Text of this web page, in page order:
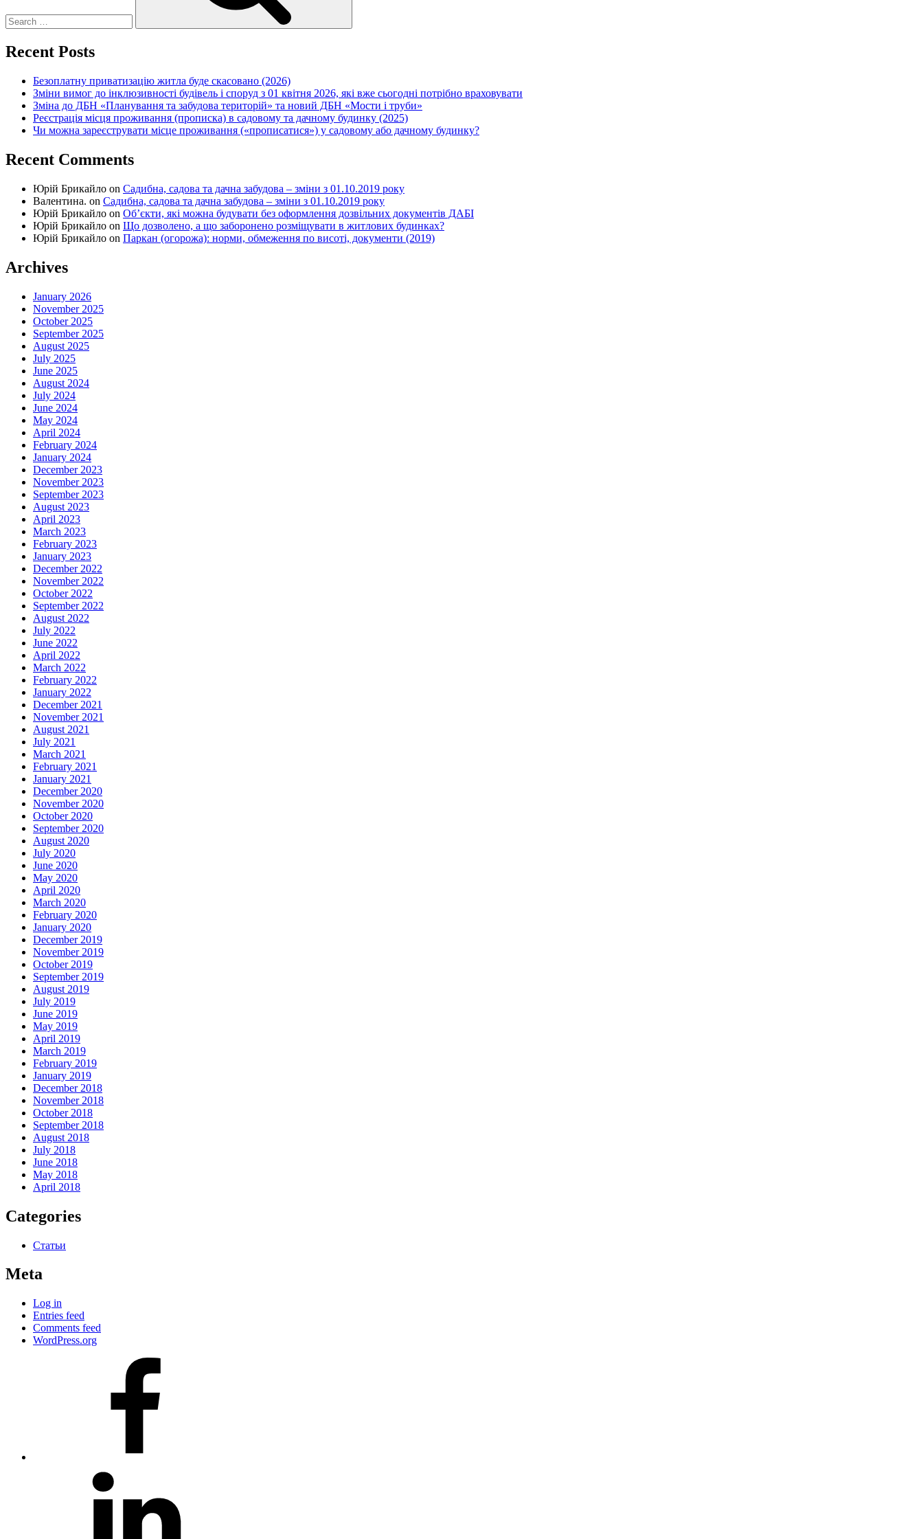
Recent Posts
Безоплатну приватизацію житла буде скасовано (2026)
Зміни вимог до інклюзивності будівель і споруд з 01 квітня 2026, які вже сьогодні потрібно враховувати
Зміна до ДБН «Планування та забудова територій» та новий ДБН «Мости і труби»
Реєстрація місця проживання (прописка) в садовому та дачному будинку (2025)
Чи можна зареєструвати місце проживання («прописатися») у садовому або дачному будинку?
Recent Comments
Юрій Брикайло on Садибна, садова та дачна забудова – зміни з 01.10.2019 року
Валентина. on Садибна, садова та дачна забудова – зміни з 01.10.2019 року
Юрій Брикайло on Об’єкти, які можна будувати без оформлення дозвільних документів ДАБІ
Юрій Брикайло on Що дозволено, а що заборонено розміщувати в житлових будинках?
Юрій Брикайло on Паркан (огорожа): норми, обмеження по висоті, документи (2019)
Archives
January 2026
November 2025
October 2025
September 2025
August 2025
July 2025
June 2025
August 2024
July 2024
June 2024
May 2024
April 2024
February 2024
January 2024
December 2023
November 2023
September 2023
August 2023
April 2023
March 2023
February 2023
January 2023
December 2022
November 2022
October 2022
September 2022
August 2022
July 2022
June 2022
April 2022
March 2022
February 2022
January 2022
December 2021
November 2021
August 2021
July 2021
March 2021
February 2021
January 2021
December 2020
November 2020
October 2020
September 2020
August 2020
July 2020
June 2020
May 2020
April 2020
March 2020
February 2020
January 2020
December 2019
November 2019
October 2019
September 2019
August 2019
July 2019
June 2019
May 2019
April 2019
March 2019
February 2019
January 2019
December 2018
November 2018
October 2018
September 2018
August 2018
July 2018
June 2018
May 2018
April 2018
Categories
Статьи
Meta
Log in
Entries feed
Comments feed
WordPress.org